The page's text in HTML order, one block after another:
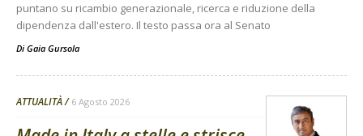
puntano su ricambio generazionale, ricerca e riduzione della
dipendenza dall'estero. Il testo passa ora al Senato
Di Gaia Gursola
ATTUALITÀ 6 Agosto 2026